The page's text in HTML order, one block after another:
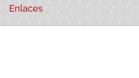
Enlaces